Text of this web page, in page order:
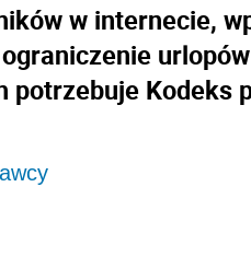
w internecie,
Kodeks